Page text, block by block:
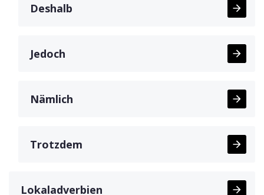
Deshalb
Jedoch
Nämlich
Trotzdem
Lokaladverbien